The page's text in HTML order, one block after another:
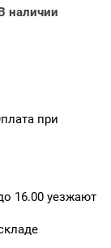
наличии
при
16.00 уезжают